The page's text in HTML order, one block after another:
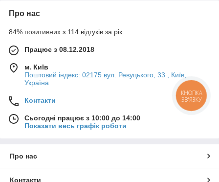
Про нас
84% позитивних з 114 відгуків за рік
Працює з 08.12.2018
м. Київ
Поштовий індекс: 02175 вул. Ревуцького, 33 , Київ,
Україна
Контакти
Сьогодні працює з 10:00 до 14:00
Показати весь графік роботи
Про нас
Контакти
КНОПКА
ЗВ'ЯЗКУ